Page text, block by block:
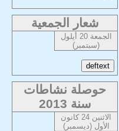
شعار الجمعية
الجمعة 20 أيلول
(سبتمبر)
حوصلة نشاطات
سنة 2013
الاثنين 24 كانون
الأول (ديسمبر)